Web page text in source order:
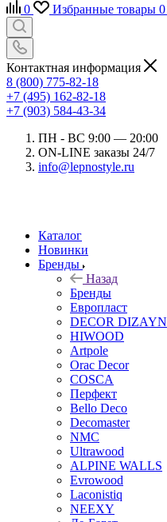
0 Избранные товары 0
Контактная информация
8 (800) 775-82-18
+7 (495) 162-82-18
+7 (903) 584-43-34
ПН - ВС 9:00 — 20:00
ON-LINE заказы 24/7
info@lepnostyle.ru
Каталог
Новинки
Бренды
Назад
Бренды
Европласт
DECOR DIZAYN
HIWOOD
Artpole
Orac Decor
COSCA
Перфект
Bello Deco
Decomaster
NMС
Ultrawood
ALPINE WALLS
Evrowood
Laconistiq
NEEXY